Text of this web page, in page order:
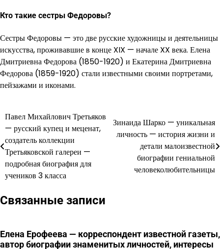
Кто такие сестры Федоровы?
Сестры Федоровы — это две русские художницы и деятельницы
искусства, проживавшие в конце XIX — начале XX века. Елена
Дмитриевна Федорова (1850-1920) и Екатерина Дмитриевна
Федорова (1859-1920) стали известными своими портретами,
пейзажами и иконами.
Навигация
по
записям
Павел Михайлович Третьяков
— русский купец и меценат,
создатель коллекции
Третьяковской галереи —
подробная биография для
учеников 3 класса
Зинаида Шарко — уникальная
личность — история жизни и
детали малоизвестной
биографии гениальной
человеколюбительницы
Связанные записи
Елена Ерофеева — корреспондент известной газеты,
автор биографии знаменитых личностей, интересы